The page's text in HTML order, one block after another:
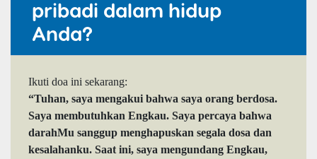
pribadi dalam hidup
Anda?
Ikuti doa ini sekarang:
“Tuhan, saya mengakui bahwa saya orang berdosa.
Saya membutuhkan Engkau. Saya percaya bahwa
darahMu sanggup menghapuskan segala dosa dan
kesalahanku. Saat ini, saya mengundang Engkau,